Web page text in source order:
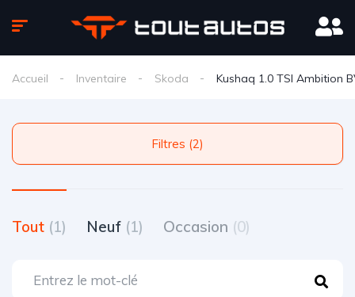
Accueil Inventaire Skoda Kushaq 1.0 TSI Ambition
Filtres (2)
Tout (1) Neuf (1) Occasion (0)